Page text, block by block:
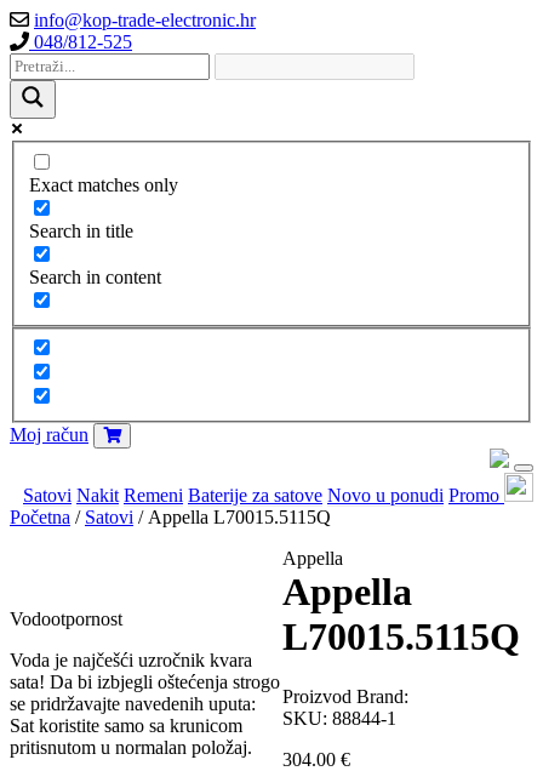
info@kop-trade-electronic.hr
048/812-525
Exact matches only
Search in title
Search in content
Moj račun
Satovi Nakit Remeni Baterije za satove Novo u ponudi Promo
Početna / Satovi / Appella L70015.5115Q
Appella
Appella
L70015.5115Q
SKU: 88844-1
Proizvod Brand:
304.00 €
Vodootpornost
Voda je najčešći uzročnik kvara
sata! Da bi izbjegli oštećenja strogo
se pridržavajte navedenih uputa:
Sat koristite samo sa krunicom
pritisnutom u normalan položaj.